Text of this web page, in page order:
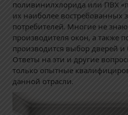
поливинилхлорида или ПВХ
их наиболее востребованных
потребителей. Многие не
производителя окон, а также
производится выбор дверей
Ответы на эти и другие
только опытные
данной отрасли.